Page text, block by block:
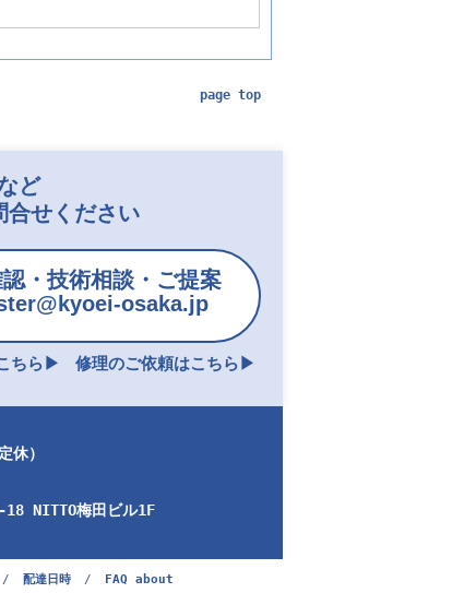
page top
ど
合せください
・技術相談・ご提案
osaka.jp
ちら▶︎ 修理のご依頼はこちら▶︎
休）
NITTO梅田ビル1F
/ 配達日時 /
FAQ about